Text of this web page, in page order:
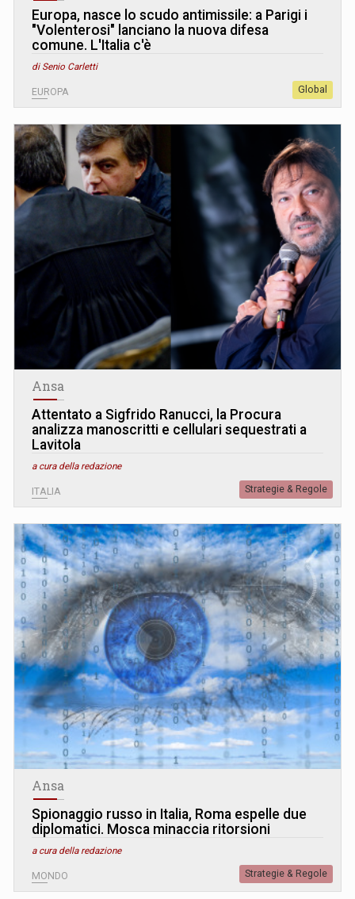
Europa, nasce lo scudo antimissile: a Parigi i
"Volenterosi" lanciano la nuova difesa
comune. L'Italia c'è
di Senio Carletti
EUROPA Global
Ansa
Attentato a Sigfrido Ranucci, la Procura
analizza manoscritti e cellulari sequestrati a
Lavitola
a cura della redazione
ITALIA Strategie & Regole
Ansa
Spionaggio russo in Italia, Roma espelle due
diplomatici. Mosca minaccia ritorsioni
a cura della redazione
MONDO Strategie & Regole